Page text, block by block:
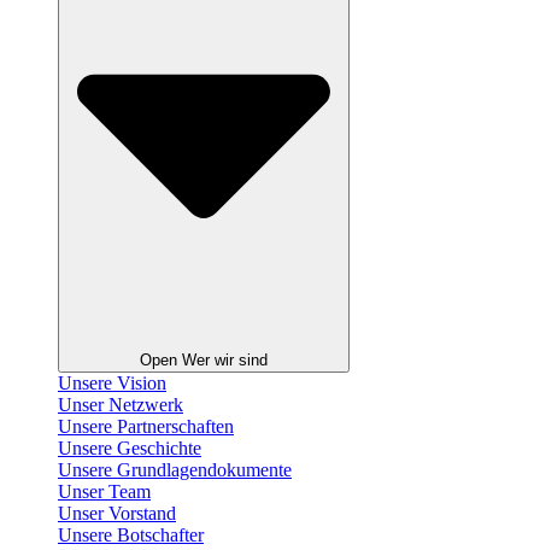
Open Wer wir sind
Unsere Vision
Unser Netzwerk
Unsere Partnerschaften
Unsere Geschichte
Unsere Grundlagendokumente
Unser Team
Unser Vorstand
Unsere Botschafter